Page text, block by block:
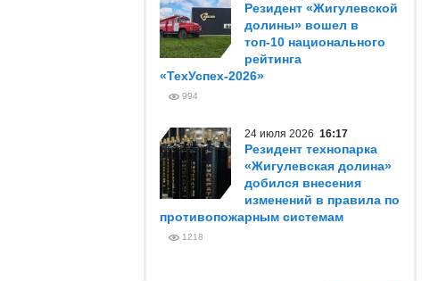
Резидент «Жигулевской
долины» вошел в
топ-10 национального
рейтинга
«ТехУспех-2026»
994
24 июля 2026 16:17
Резидент технопарка
«Жигулевская долина»
добился внесения
изменений в правила по
противопожарным системам
1218